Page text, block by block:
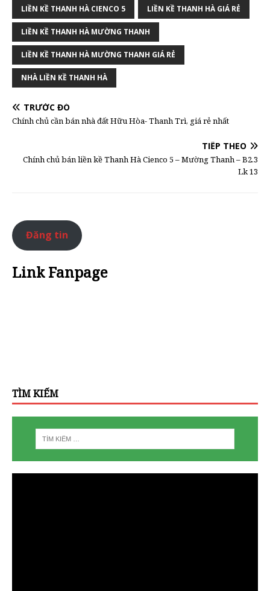
LIỀN KỀ THANH HÀ CIENCO 5 LIỀN KỀ THANH HÀ GIÁ RẺ
LIỀN KỀ THANH HÀ MƯỜNG THANH
LIỀN KỀ THANH HÀ MƯỜNG THANH GIÁ RẺ
NHÀ LIỀN KỀ THANH HÀ
TRƯỚC ĐÓ
Chính chủ cần bán nhà đất Hữu Hòa- Thanh Trì, giá rẻ nhất
TIẾP THEO
Chính chủ bán liền kề Thanh Hà Cienco 5 – Mường Thanh – B2.3
Lk 13
Đăng tin
Link Fanpage
TÌM KIẾM